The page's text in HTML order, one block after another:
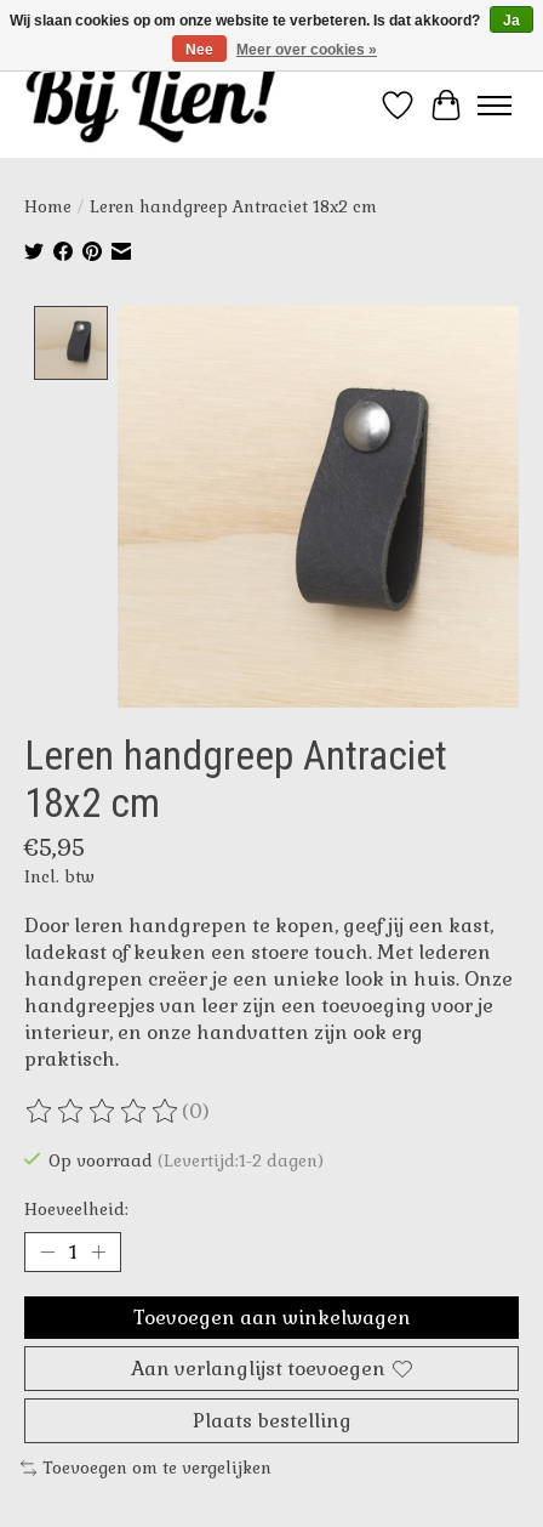
Verlanglijst
Home / Leren handgreep Antraciet 18x2 cm
Leren handgreep Antraciet
18x2 cm
€5,95
Incl. btw
Door leren handgrepen te kopen, geef jij een kast,
ladekast of keuken een stoere touch. Met lederen
handgrepen creëer je een unieke look in huis. Onze
handgreepjes van leer zijn een toevoeging voor je
interieur, en onze handvatten zijn ook erg
praktisch.
De beoordeling van dit product is
(0)
Op voorraad (Levertijd:1-2 dagen)
Hoeveelheid:
Toevoegen aan winkelwagen
Aan verlanglijst toevoegen
Plaats bestelling
Toevoegen om te vergelijken
Wij slaan cookies op om onze website te verbeteren. Is dat akkoord?
Ja
Nee
Meer over cookies »